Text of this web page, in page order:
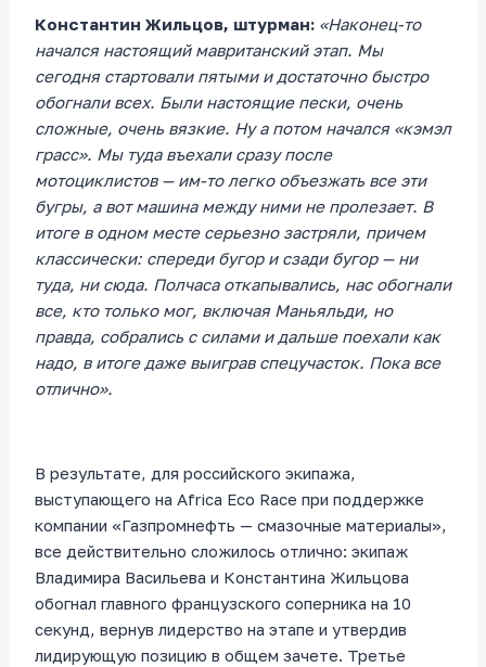
Константин Жильцов, штурман: «Наконец-то
начался настоящий мавританский этап. Мы
сегодня стартовали пятыми и достаточно быстро
обогнали всех. Были настоящие пески, очень
сложные, очень вязкие. Ну а потом начался «кэмэл
грасс». Мы туда въехали сразу после
мотоциклистов — им-то легко объезжать все эти
бугры, а вот машина между ними не пролезает. В
итоге в одном месте серьезно застряли, причем
классичеcки: спереди бугор и сзади бугор — ни
туда, ни сюда. Полчаса откапывались, нас обогнали
все, кто только мог, включая Маньяльди, но
правда, собрались с силами и дальше поехали как
надо, в итоге даже выиграв спецучасток. Пока все
отлично».
В результате, для российского экипажа,
выступающего на Africa Eco Race при поддержке
компании «Газпромнефть — смазочные материалы»,
все действительно сложилось отлично: экипаж
Владимира Васильева и Константина Жильцова
обогнал главного французского соперника на 10
секунд, вернув лидерство на этапе и утвердив
лидирующую позицию в общем зачете. Третье